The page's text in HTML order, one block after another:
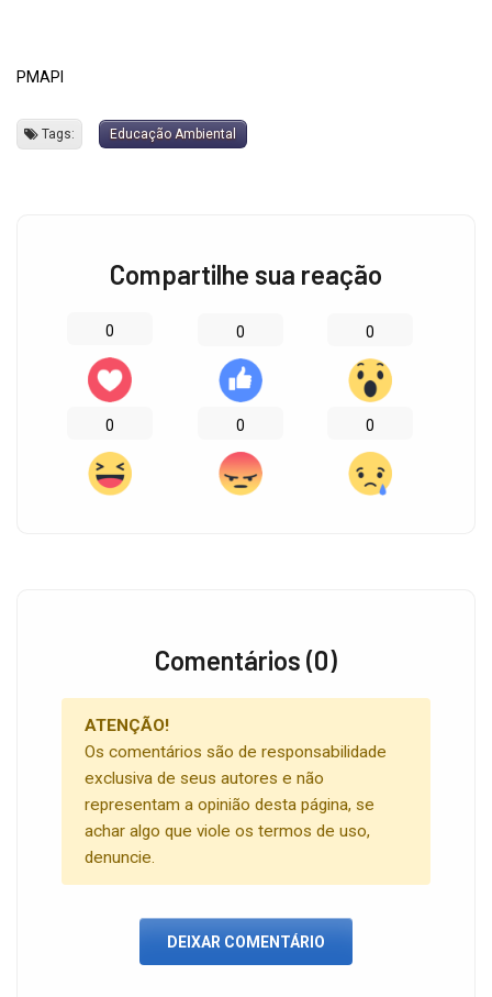
PMAPI
Tags: Educação Ambiental
Compartilhe sua reação
0 0 0
0 0 0
Comentários (0)
ATENÇÃO!
Os comentários são de responsabilidade
exclusiva de seus autores e não
representam a opinião desta página, se
achar algo que viole os termos de uso,
denuncie.
DEIXAR COMENTÁRIO